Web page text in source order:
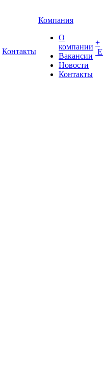
Контакты
Компания
О
компании
Вакансии
Новости
Контакты
+